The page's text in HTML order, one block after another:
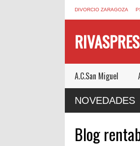
DIVORCIO ZARAGOZA
A.C.San Miguel
NOVEDADES
ROOM DE MUCHO MIEDO EN
Blog